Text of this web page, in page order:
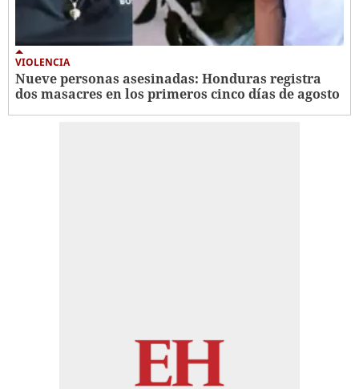
VIOLENCIA
Nueve personas asesinadas: Honduras registra
dos masacres en los primeros cinco días de agosto